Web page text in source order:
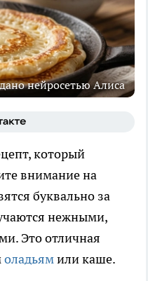
нейросетью Алиса
который
внимание на
буквально за
нежными,
Это отличная
оладьямили каше.